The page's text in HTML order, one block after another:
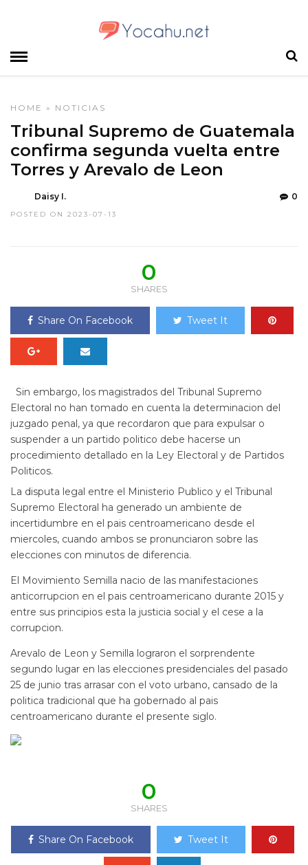
HOME » NOTICIAS
Tribunal Supremo de Guatemala
confirma segunda vuelta entre
Torres y Arevalo de Leon
Daisy I.
POSTED ON 2023-07-13
0
0
SHARES
Share On Facebook Tweet It
Sin embargo, los magistrados del Tribunal Supremo
Electoral no han tomado en cuenta la determinacion del
juzgado penal, ya que recordaron que para expulsar o
suspender a un partido politico debe hacerse un
procedimiento detallado en la Ley Electoral y de Partidos
Politicos.
La disputa legal entre el Ministerio Publico y el Tribunal
Supremo Electoral ha generado un ambiente de
incertidumbre en el pais centroamericano desde el
miercoles, cuando ambos se pronunciaron sobre las
elecciones con minutos de diferencia.
El Movimiento Semilla nacio de las manifestaciones
anticorrupcion en el pais centroamericano durante 2015 y
entre sus principios esta la justicia social y el cese a la
corrupcion.
Arevalo de Leon y Semilla lograron el sorprendente
segundo lugar en las elecciones presidenciales del pasado
25 de junio tras arrasar con el voto urbano, cansado de la
politica tradicional que ha gobernado al pais
centroamericano durante el presente siglo.
0
SHARES
Share On Facebook Tweet It